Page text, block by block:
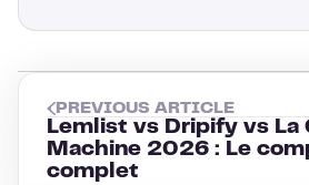
PREVIOUS ARTICLE
Lemlist vs Dripify vs La
Machine 2026 : Le
complet